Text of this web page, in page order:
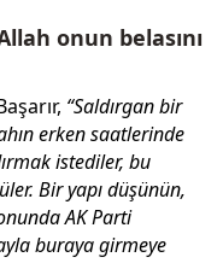
onun belasını
“Saldırgan bir
erken saatlerinde
istediler, bu
Bir yapı düşünün,
AK Parti
buraya girmeye